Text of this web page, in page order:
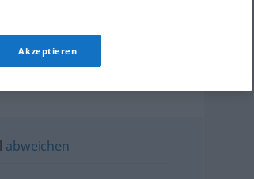
abweichen
Akzeptieren